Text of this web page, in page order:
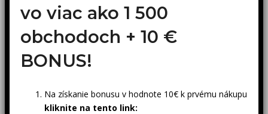
vo viac ako 1 500
obchodoch + 10 €
BONUS!
Na získanie bonusu v hodnote 10€ k prvému nákupu
kliknite na tento link: